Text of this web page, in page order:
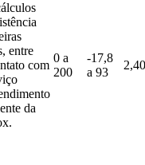
entre
com
da
0 a
200
-17,8
a 93
2,40